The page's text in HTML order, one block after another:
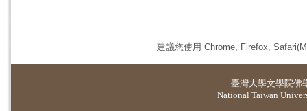
建議您使用 Chrome, Firefox,
臺灣大學文學院佛
National Taiwan